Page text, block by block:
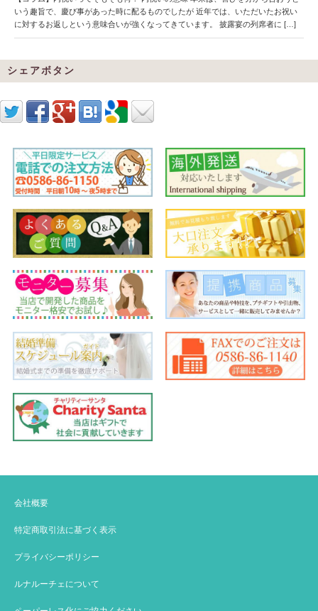
いう趣旨で、慶び事があった時に配るものでしたが 近年では、いただいたお祝い
に対するお返しという意味合いが強くなってきています。 披露宴の列席者に […]
シェアボタン
会社概要
特定商取引法に基づく表示
プライバシーポリシー
ルナルーチェについて